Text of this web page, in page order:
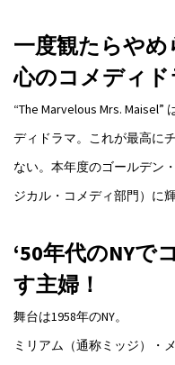
一度観たらや
心のコメディド
“The Marvelous Mrs.
ディドラマ。これが最高に
ない。本年度のゴールデン
ジカル・コメディ部門）に
‘50年代のNYで
す主婦！
舞台は1958年のNY。
ミリアム（通称ミッジ）・